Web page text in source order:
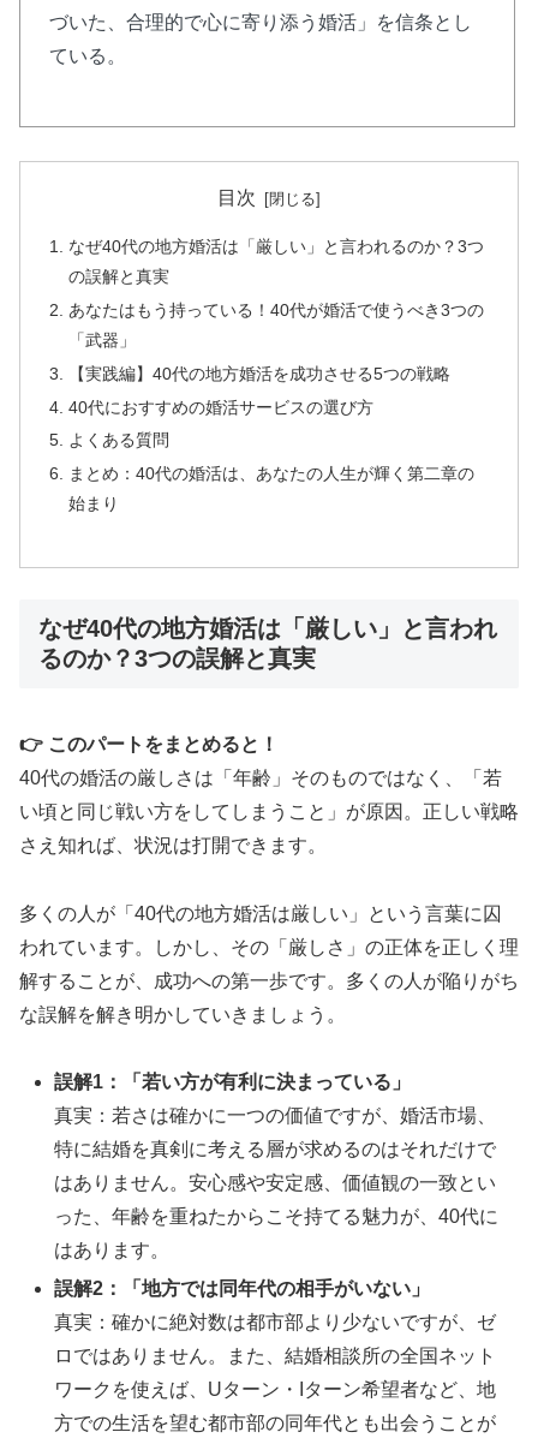
づいた、合理的で心に寄り添う婚活」を信条とし
ている。
目次
なぜ40代の地方婚活は「厳しい」と言われるのか？3つ
の誤解と真実
あなたはもう持っている！40代が婚活で使うべき3つの
「武器」
【実践編】40代の地方婚活を成功させる5つの戦略
40代におすすめの婚活サービスの選び方
よくある質問
まとめ：40代の婚活は、あなたの人生が輝く第二章の
始まり
なぜ40代の地方婚活は「厳しい」と言われ
るのか？3つの誤解と真実
👉 このパートをまとめると！
40代の婚活の厳しさは「年齢」そのものではなく、「若
い頃と同じ戦い方をしてしまうこと」が原因。正しい戦略
さえ知れば、状況は打開できます。
多くの人が「40代の地方婚活は厳しい」という言葉に囚
われています。しかし、その「厳しさ」の正体を正しく理
解することが、成功への第一歩です。多くの人が陥りがち
な誤解を解き明かしていきましょう。
誤解1：「若い方が有利に決まっている」
真実：若さは確かに一つの価値ですが、婚活市場、
特に結婚を真剣に考える層が求めるのはそれだけで
はありません。安心感や安定感、価値観の一致とい
った、年齢を重ねたからこそ持てる魅力が、40代に
はあります。
誤解2：「地方では同年代の相手がいない」
真実：確かに絶対数は都市部より少ないですが、ゼ
ロではありません。また、結婚相談所の全国ネット
ワークを使えば、Uターン・Iターン希望者など、地
方での生活を望む都市部の同年代とも出会うことが